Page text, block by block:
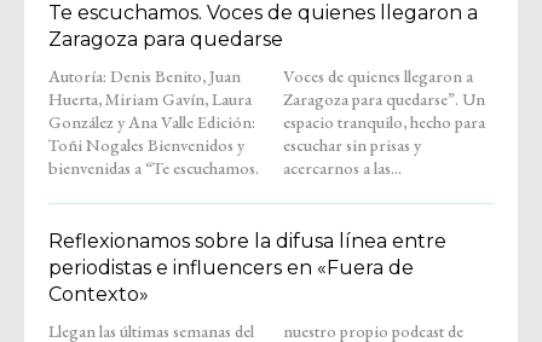
Te escuchamos. Voces de quienes llegaron a
Zaragoza para quedarse
Autoría: Denis Benito, Juan
Huerta, Miriam Gavín, Laura
González y Ana Valle Edición:
Toñi Nogales Bienvenidos y
bienvenidas a “Te escuchamos.
Voces de quienes llegaron a
Zaragoza para quedarse”. Un
espacio tranquilo, hecho para
escuchar sin prisas y
acercarnos a las...
Reflexionamos sobre la difusa línea entre
periodistas e influencers en «Fuera de
Contexto»
Llegan las últimas semanas del
nuestro propio podcast de